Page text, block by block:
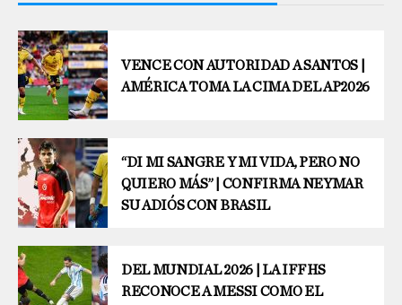
VENCE CON AUTORIDAD A SANTOS |
AMÉRICA TOMA LA CIMA DEL AP2026
“DI MI SANGRE Y MI VIDA, PERO NO
QUIERO MÁS” | CONFIRMA NEYMAR
SU ADIÓS CON BRASIL
DEL MUNDIAL 2026 | LA IFFHS
RECONOCE A MESSI COMO EL